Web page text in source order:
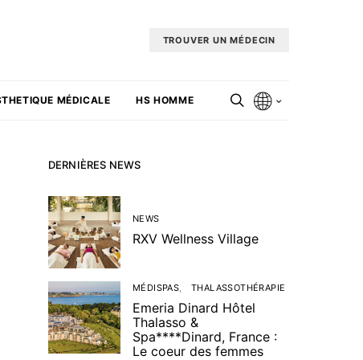
TROUVER UN MÉDECIN
MÉDICALE HS HOMME
DERNIÈRES NEWS
NEWS
RXV Wellness Village
MÉDISPAS THALASSOTHÉRAPIE
Emeria Dinard Hôtel
Thalasso &
Spa****Dinard, France :
Le coeur des femmes